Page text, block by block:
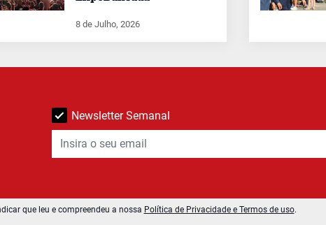
8 de Julho, 2026
Newsletter Semanal
que leu e compreendeu a nossa Política de Privacidade e Termos de uso.